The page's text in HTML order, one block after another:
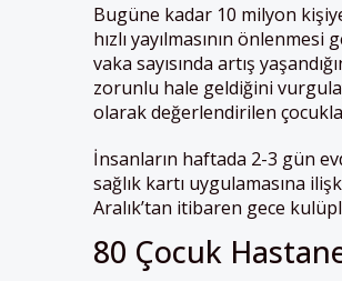
Bugüne kadar 10 milyon
hızlı yayılmasının
vaka sayısında artış
zorunlu hale geldiğini
olarak değerlendirilen
İnsanların haftada 2-3 gün
sağlık kartı uygulamasına
Aralık’tan itibaren gece
80 Çocuk